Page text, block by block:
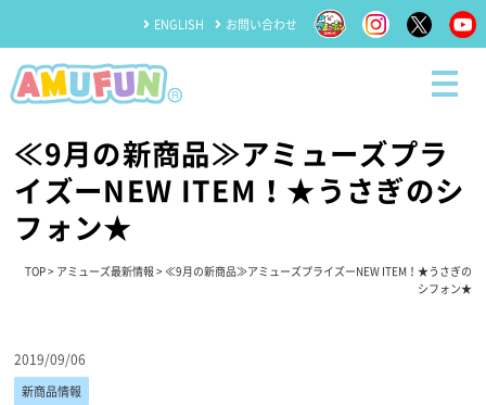
ENGLISH お問い合わせ
≪9月の新商品≫アミューズプラ
イズーNEW ITEM！★うさぎのシ
フォン★
TOP> アミューズ最新情報> ≪9月の新商品≫アミューズプライズーNEW ITEM！★うさぎの
シフォン★
2019/09/06
新商品情報